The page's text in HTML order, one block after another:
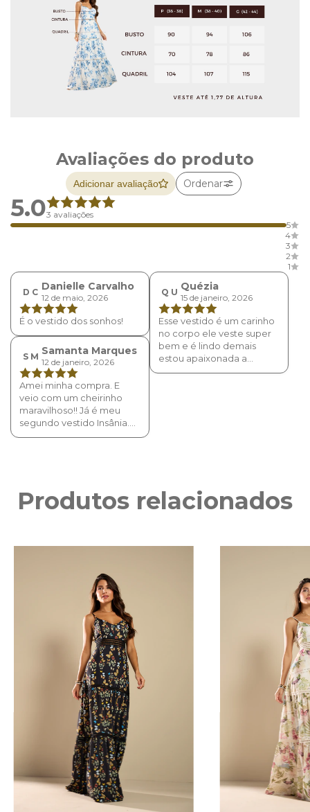
Avaliações do produto
Adicionar avaliação Ordenar
5.03 avaliações
5
4
3
2
1
D C Danielle Carvalho
12 de maio, 2026
É o vestido dos sonhos!
S M Samanta Marques
12 de janeiro, 2026
Amei minha compra. E
veio com um cheirinho
maravilhoso!! Já é meu
segundo vestido Insânia.🩷
😍
Q U Quézia
15 de janeiro, 2026
Esse vestido é um carinho
no corpo ele veste super
bem e é lindo demais
estou apaixonada a
qualidade a estampa é
Produtos relacionados